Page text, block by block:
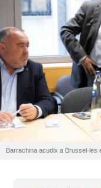
Barrachina acudix a